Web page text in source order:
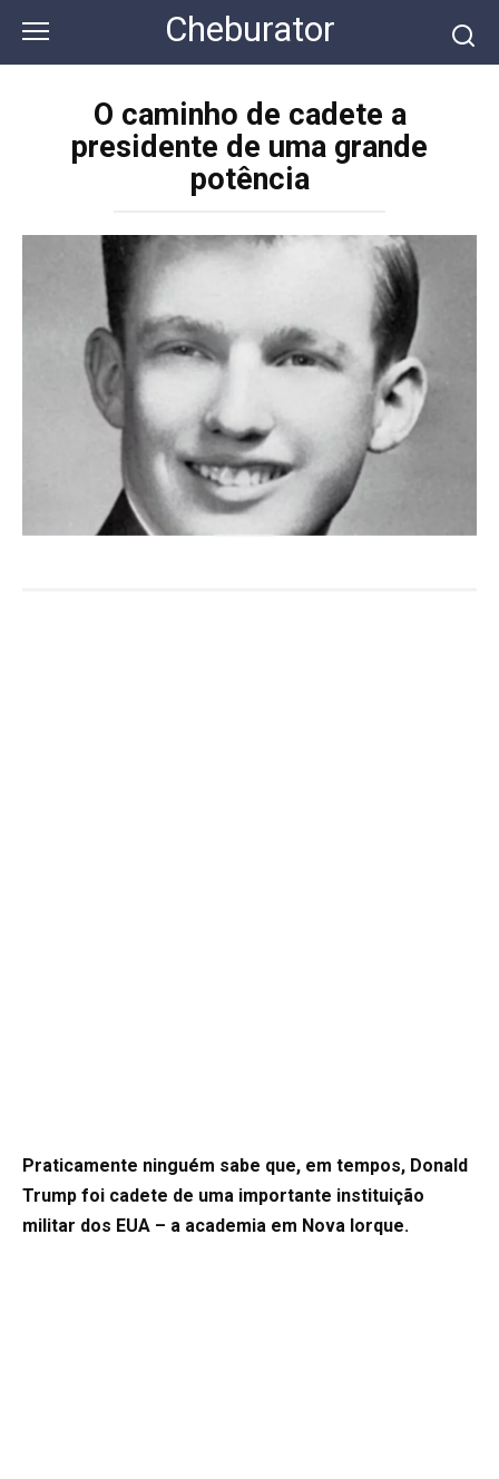
контенту
Cheburator
O caminho de cadete a
presidente de uma grande
potência
Praticamente ninguém sabe que, em tempos, Donald
Trump foi cadete de uma importante instituição
militar dos EUA – a academia em Nova Iorque.